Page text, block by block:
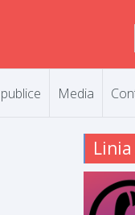
Media